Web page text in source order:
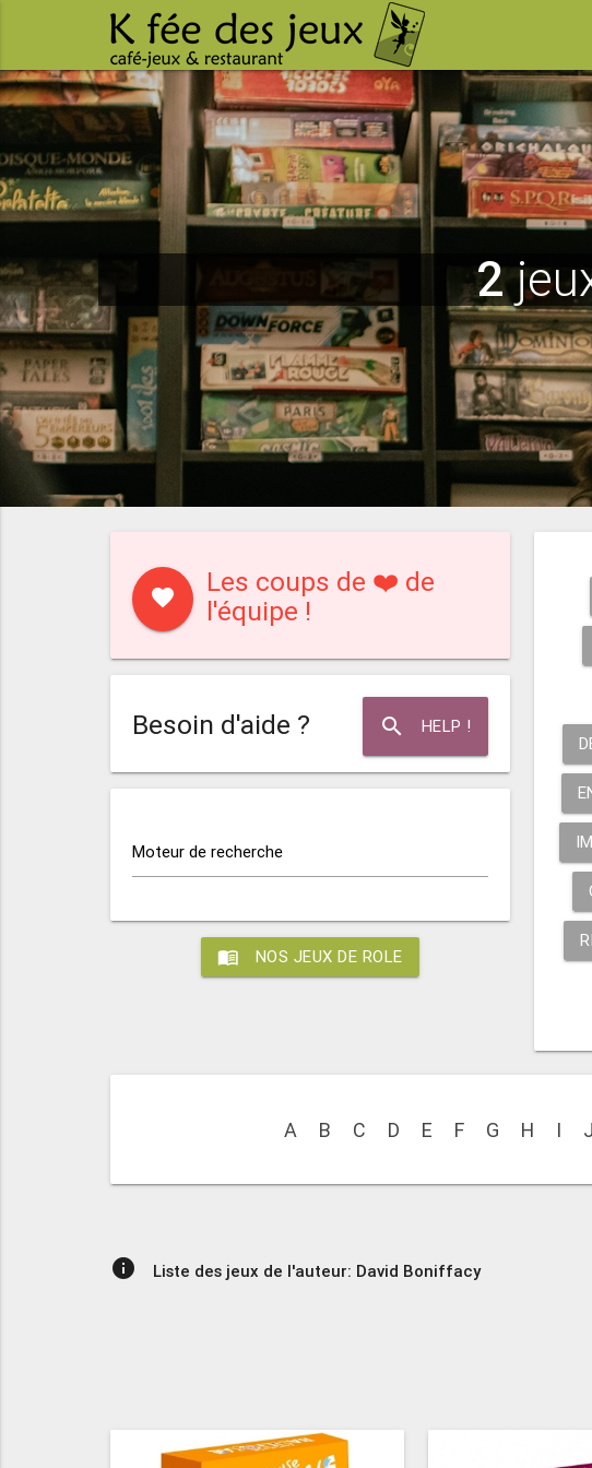
2
favorite
Les coups de ❤️ de
l'équipe !
search HELP !
Besoin d'aide ?
Moteur de recherche
menu_book NOS JEUX DE ROLE
A B C D E F G H I J
info Liste des jeux de l'auteur: David Boniffacy